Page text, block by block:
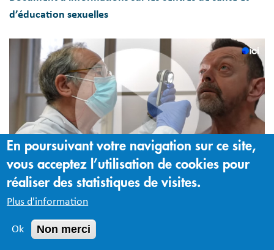
d’éducation sexuelles
Vidéo
En poursuivant votre navigation sur ce site,
vous acceptez l’utilisation de cookies pour
réaliser des statistiques de visites.
Plus d'information
Ok Non merci